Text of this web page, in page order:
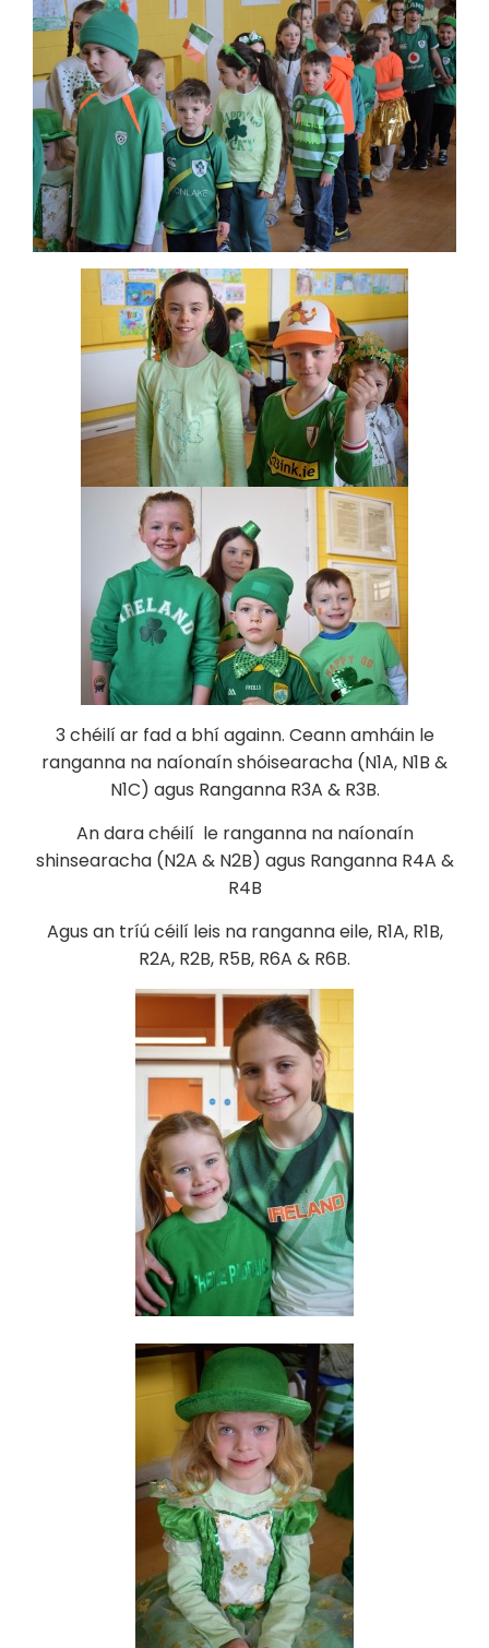
3 chéilí ar fad a bhí againn. Ceann amháin le
ranganna na naíonaín shóisearacha (N1A, N1B &
N1C) agus Ranganna R3A & R3B.
An dara chéilí le ranganna na naíonaín
shinsearacha (N2A & N2B) agus Ranganna R4A &
R4B
Agus an tríú céilí leis na ranganna eile, R1A, R1B,
R2A, R2B, R5B, R6A & R6B.